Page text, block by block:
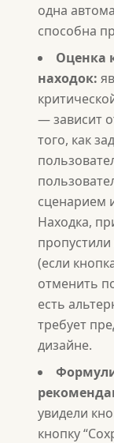
одна
способна
Оценка
находок:
— зависит
того, как
сценарием
Находка,
(если
отменить
есть
требует
дизайне.
увидели
кнопку